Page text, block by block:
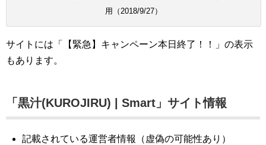
用（2018/9/27）
サイトには「【緊急】キャンペーン本日終了！！」の表示
もあります。
「黒汁(KUROJIRU) | Smart」サイト情報
記載されている運営者情報（虚偽の可能性あり）